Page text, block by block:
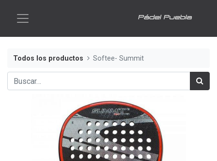
Todos los productos Softee- Summit